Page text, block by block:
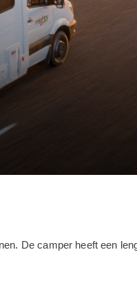
De camper heeft een